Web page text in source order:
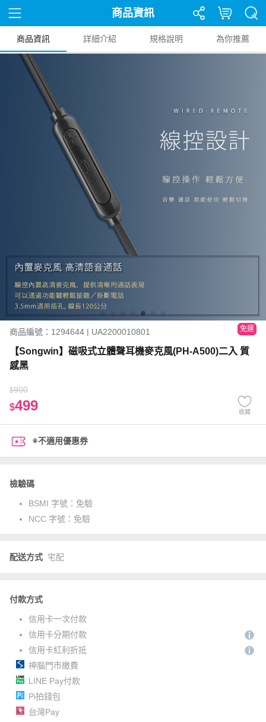
商品資訊
商品資訊 詳細介紹 規格說明 為你推薦
商品編號：1294644 | UA2200010801 免運
【Songwin】磁吸式立體聲耳機麥克風(PH-A500)二入 質
感黑
$900
$499 收藏
※不適用優惠券
檢驗碼
BSMI 字號： 免驗
NCC 字號： 免驗
配送方式 宅配
付款方式
信用卡一次付款
信用卡分期付款
信用卡紅利折抵
神腦門市繳費
LINE Pay付款
Pi拍錢包
台灣Pay